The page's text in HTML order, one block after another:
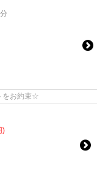
をお約束☆
)